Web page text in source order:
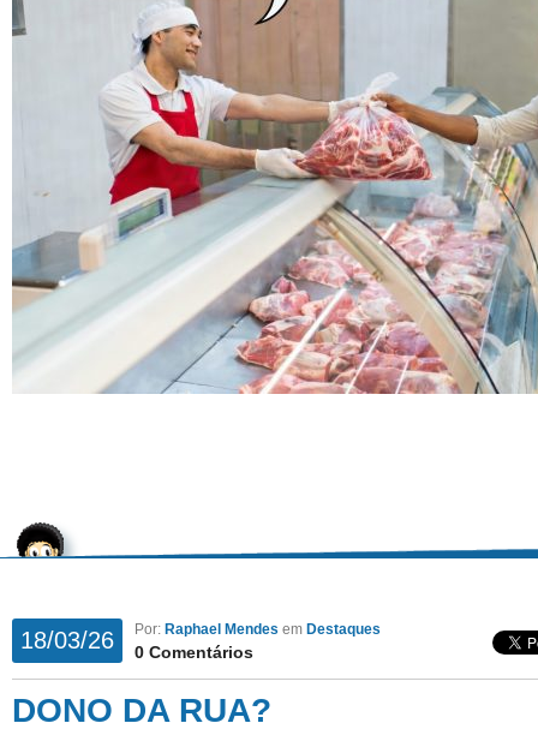
18/03/26 Por: Raphael Mendes em Destaques
0 Comentários
DONO DA RUA?